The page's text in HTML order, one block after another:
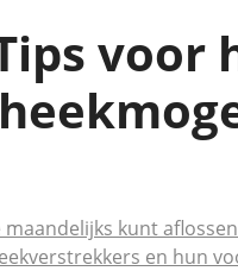
voor
kunt
en hun